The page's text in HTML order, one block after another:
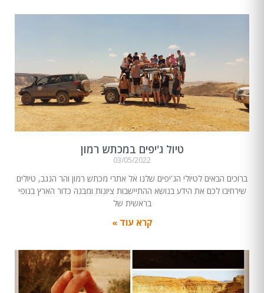
טיול ג'יפים במכתש רמון
03/05/2022
ברוכים הבאים לטיולי הג'יפים שלנו אל אתרי מכתש רמון והר הנגב, טיולים
שירחיבו לכם את הידע בנושא ההתיישבות ציונות ומבנה כדור הארץ בנופי
בראשית של
קרא עוד »